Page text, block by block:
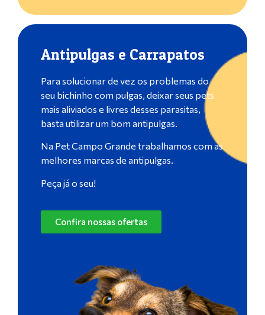
Antipulgas e Carrapatos
Para solucionar de vez os problemas do
seu bichinho com pulgas, deixar seus pets
mais aliviados e livres desses parasitas,
basta utilizar um bom antipulgas.
Na Pet Campo Grande trabalhamos com as
melhores marcas de antipulgas.
Peça já o seu!
Confira nossas ofertas